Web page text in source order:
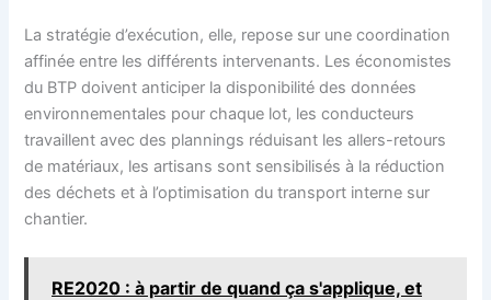
La stratégie d’exécution, elle, repose sur une coordination
affinée entre les différents intervenants. Les économistes
du BTP doivent anticiper la disponibilité des données
environnementales pour chaque lot, les conducteurs
travaillent avec des plannings réduisant les allers-retours
de matériaux, les artisans sont sensibilisés à la réduction
des déchets et à l’optimisation du transport interne sur
chantier.
RE2020 : à partir de quand ça s'applique, et